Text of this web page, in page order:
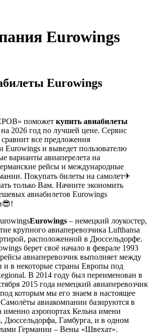
Eurowings
Eurowings
поможет купить авиабилеты
на 2026 год по лучшей цене. Сервис
все предложения
Eurowings и выведет пользователю
варианты авиаперелета на
рейсы и международные
Покупать билеты на самолет✈
только Вам. Начните экономить
авиабилетов Eurowings
Eurowings – немецкий лоукостер,
крупного авиаперевозчика Lufthansa
расположенной в Дюссельдорфе.
берет своё начало в феврале 1993
авиаперевозчик выполняет между
и в некоторые страны Европы под
В 2014 году был переименован в
2015 года немецкий авиаперевозчик
которым мы его знаем в настоящее
авиакомпании базируются в
именно аэропортах Кельна имени
Дюссельдорфа, Гамбурга, и в одном
Германии – Вены «Швехат».